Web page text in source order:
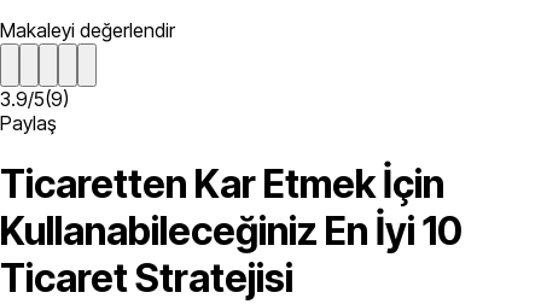
Makaleyi değerlendir
3.9/5(9)
Paylaş
Ticaretten Kar Etmek İçin
Kullanabileceğiniz En İyi 10
Ticaret Stratejisi